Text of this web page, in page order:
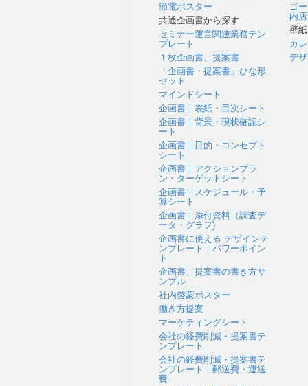
節電ポスター
共通企画書から探す
セミナー運営関連業務テン
プレート
１枚企画書、提案書
「企画書・提案書」ひな形
セット
マインドシート
企画書｜表紙・目次シート
企画書｜背景・現状確認シ
ート
企画書｜目的・コンセプト
シート
企画書｜アクションプラ
ン・ターゲットシート
企画書｜スケジュール・予
算シート
企画書｜添付資料（調査デ
ータ・グラフ)
企画書に使える デザインテ
ンプレート｜パワーポイン
ト
企画書、提案書の書き方サ
ンプル
社内啓蒙ポスター
働き方提案
マーケティングシート
会社の経費削減・提案書テ
ンプレート
会社の経費削減・提案書テ
ンプレート｜郵送費・運送
費
ゴ
内
壁紙
カ
デ